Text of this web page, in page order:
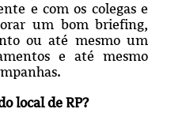
e com os colegas e
um bom briefing,
ou até mesmo um
e até mesmo
local de RP?